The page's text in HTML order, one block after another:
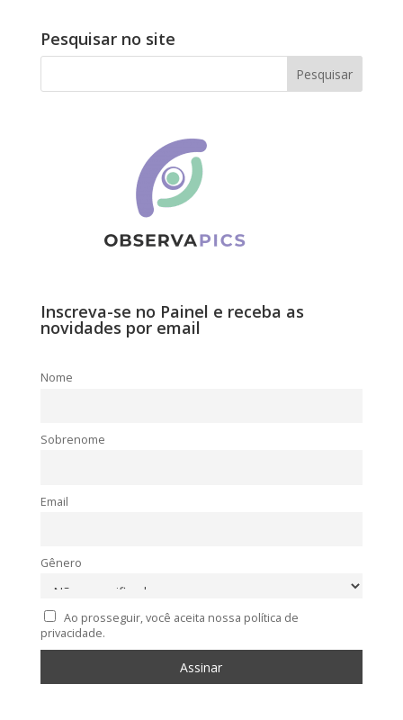
Pesquisar no site
Inscreva-se no Painel e receba as
novidades por email
Nome
Sobrenome
Email
Gênero
Ao prosseguir, você aceita nossa política de
privacidade.